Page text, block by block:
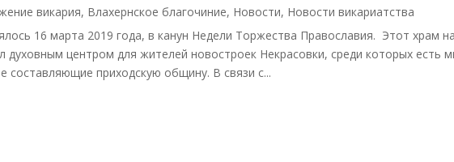
викария, Влахернское благочиние, Новости, Новости викариатства
16 марта 2019 года, в канун Недели Торжества Православия. Этот храм
духовным центром для жителей новостроек Некрасовки, среди которых есть
составляющие приходскую общину. В связи с...